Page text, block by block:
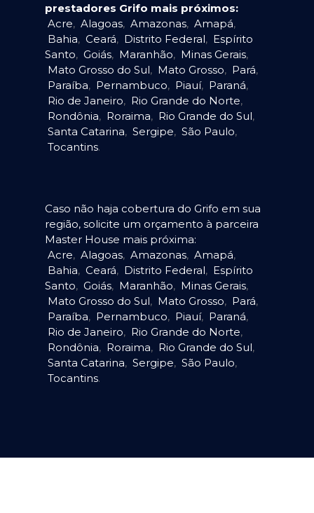
prestadores Grifo mais próximos:
Acre, Alagoas, Amazonas, Amapá,
Bahia, Ceará, Distrito Federal, Espírito
Santo, Goiás, Maranhão, Minas Gerais,
Mato Grosso do Sul, Mato Grosso, Pará,
Paraíba, Pernambuco, Piauí, Paraná,
Rio de Janeiro, Rio Grande do Norte,
Rondônia, Roraima, Rio Grande do Sul,
Santa Catarina, Sergipe, São Paulo,
Tocantins.
Caso não haja cobertura do Grifo em sua
região, solicite um orçamento à parceira
Master House mais próxima:
Acre, Alagoas, Amazonas, Amapá,
Bahia, Ceará, Distrito Federal, Espírito
Santo, Goiás, Maranhão, Minas Gerais,
Mato Grosso do Sul, Mato Grosso, Pará,
Paraíba, Pernambuco, Piauí, Paraná,
Rio de Janeiro, Rio Grande do Norte,
Rondônia, Roraima, Rio Grande do Sul,
Santa Catarina, Sergipe, São Paulo,
Tocantins.